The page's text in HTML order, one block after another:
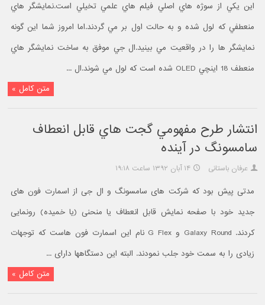
اين يکي از سوژه هاي اصلي فيلم هاي علمي تخيلي است.نمايشگر هاي
منعطفي که لول شده و به حالت اول بر مي گردند.اما امروز شما اين گونه
نمايشگر ها را در واقعيت مي بينيد.ال جي موفق به ساخت نمايشگر هاي
منعطف 18 اينچي OLED شده است که لول مي شوند.ال ...
متن کامل »
انتشار طرح مفهومي گجت هاي قابل انعطاف
سامسونگ در آينده
عرفان باستانی ۱۴ آبان ۱۳۹۲ ساعت ۱۹:۱۸
مدتی پیش بود که شرکت های سامسونگ و ال جی از اسمارت فون های
جدید خود با صفحه نمایش قابل انعطاف یا منحنی (یا خمیده) رونمایی
کردند. Galaxy Round و G Flex نام این اسمارت فون هاست که توجهات
زیادی را به سمت خود جلب نمودند. البته این دستگاهها دارای ...
متن کامل »